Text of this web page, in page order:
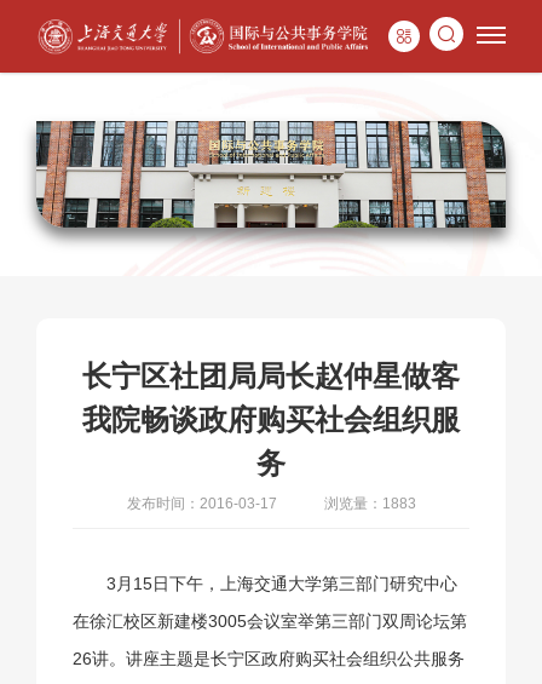
长宁区社团局局长赵仲星做客
我院畅谈政府购买社会组织服
务
发布时间：2016-03-17 浏览量：1883
3月15日下午，上海交通大学第三部门研究中心
在徐汇校区新建楼3005会议室举第三部门双周论坛第
26讲。讲座主题是长宁区政府购买社会组织公共服务